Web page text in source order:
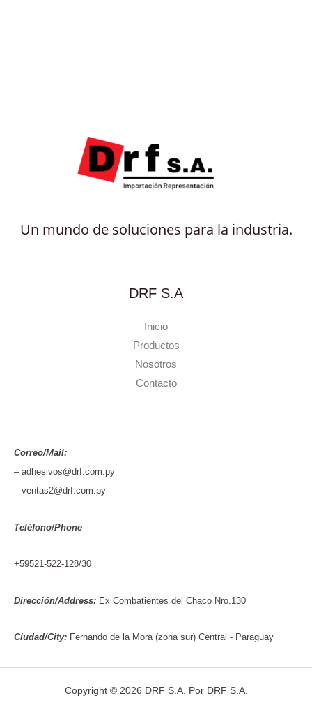
Un mundo de soluciones para la industria.
DRF S.A
Inicio
Productos
Nosotros
Contacto
Correo/Mail:
– adhesivos@drf.com.py
– ventas2@drf.com.py
Teléfono/Phone
+59521-522-128/30
Dirección/Address: Ex Combatientes del Chaco Nro.130
Ciudad/City: Fernando de la Mora (zona sur) Central - Paraguay
Copyright © 2026 DRF S.A. Por DRF S.A.